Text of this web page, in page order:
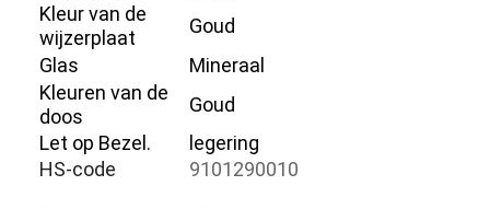
Kleur van de
wijzerplaat
Goud
Glas
Mineraal
Kleuren van de
doos
Goud
Let op Bezel.
legering
HS-code
9101290010